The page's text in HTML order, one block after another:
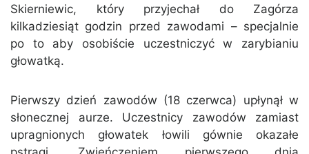
Skierniewic, który przyjechał do Zagórza
kilkadziesiąt godzin przed zawodami – specjalnie
po to aby osobiście uczestniczyć w zarybianiu
głowatką.
Pierwszy dzień zawodów (18 czerwca) upłynął w
słonecznej aurze. Uczestnicy zawodów zamiast
upragnionych głowatek łowili gównie okazałe